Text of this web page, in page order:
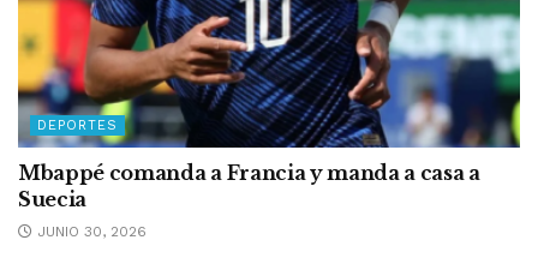
DEPORTES
Mbappé comanda a Francia y manda a casa a
Suecia
JUNIO 30, 2026